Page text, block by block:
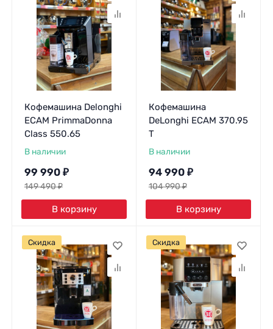
Кофемашина Delonghi
ECAM PrimmaDonna
Class 550.65
В наличии
99 990 ₽
149 490₽
В корзину
Кофемашина
DeLonghi ECAM 370.95
T
В наличии
94 990 ₽
104 990₽
В корзину
Скидка Скидка